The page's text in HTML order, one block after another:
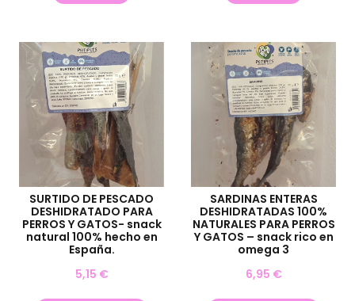
SURTIDO DE PESCADO
DESHIDRATADO PARA
PERROS Y GATOS- snack
natural 100% hecho en
España.
5,15 €
SARDINAS ENTERAS
DESHIDRATADAS 100%
NATURALES PARA PERROS
Y GATOS – snack rico en
omega 3
6,95 €